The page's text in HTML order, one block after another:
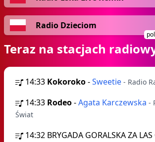
Radio Dzieciom
Teraz na stacjach
14:33 Kokoroko-Sweetie - Radio
14:33 Rodeo-Agata Karczewska -
Świat
14:32 BRYGADA GORALSKA ZA